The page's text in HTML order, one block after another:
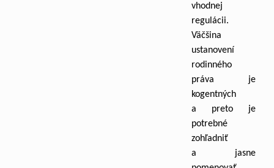
vhodnej
regulácii.
Väčšina
ustanovení
rodinného
práva je
kogentných
a preto je
potrebné
zohľadniť
a jasne